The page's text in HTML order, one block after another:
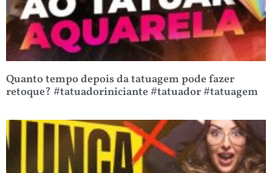
Quanto tempo depois da tatuagem pode fazer
retoque? #tatuadoriniciante #tatuador #tatuagem